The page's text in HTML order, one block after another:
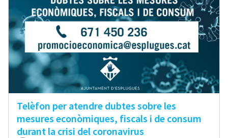
Telèfon per atendre dubtes sobre les
mesures econòmiques, fiscals i de consum
durant la crisi del coronavirus